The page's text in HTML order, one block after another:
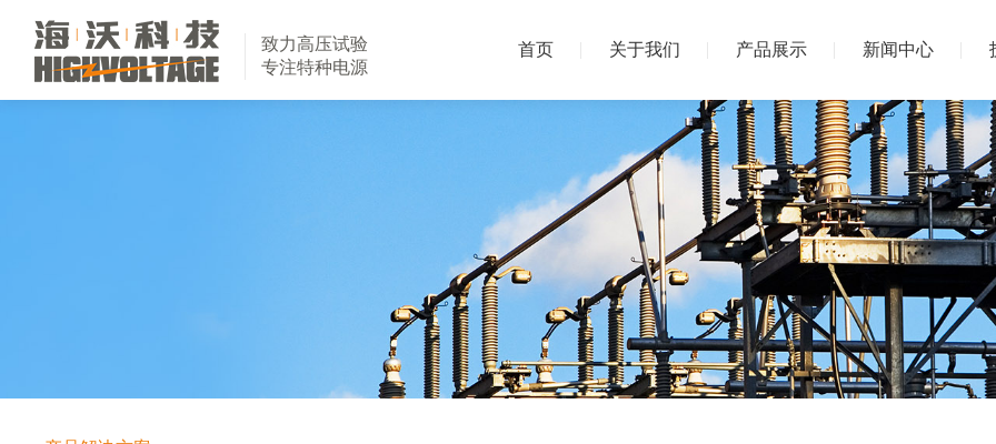
致力高压试验
专注特种电源
首页 关于我们 产品展示 新闻中心